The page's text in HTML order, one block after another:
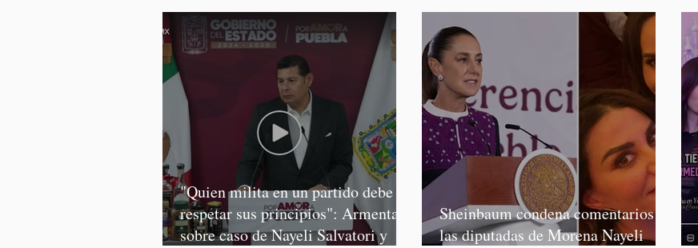
"Quien milita en un partido debe
respetar sus principios": Armenta,
sobre caso de Nayeli Salvatori y
Sheinbaum condena comentarios de
las diputadas de Morena Nayeli